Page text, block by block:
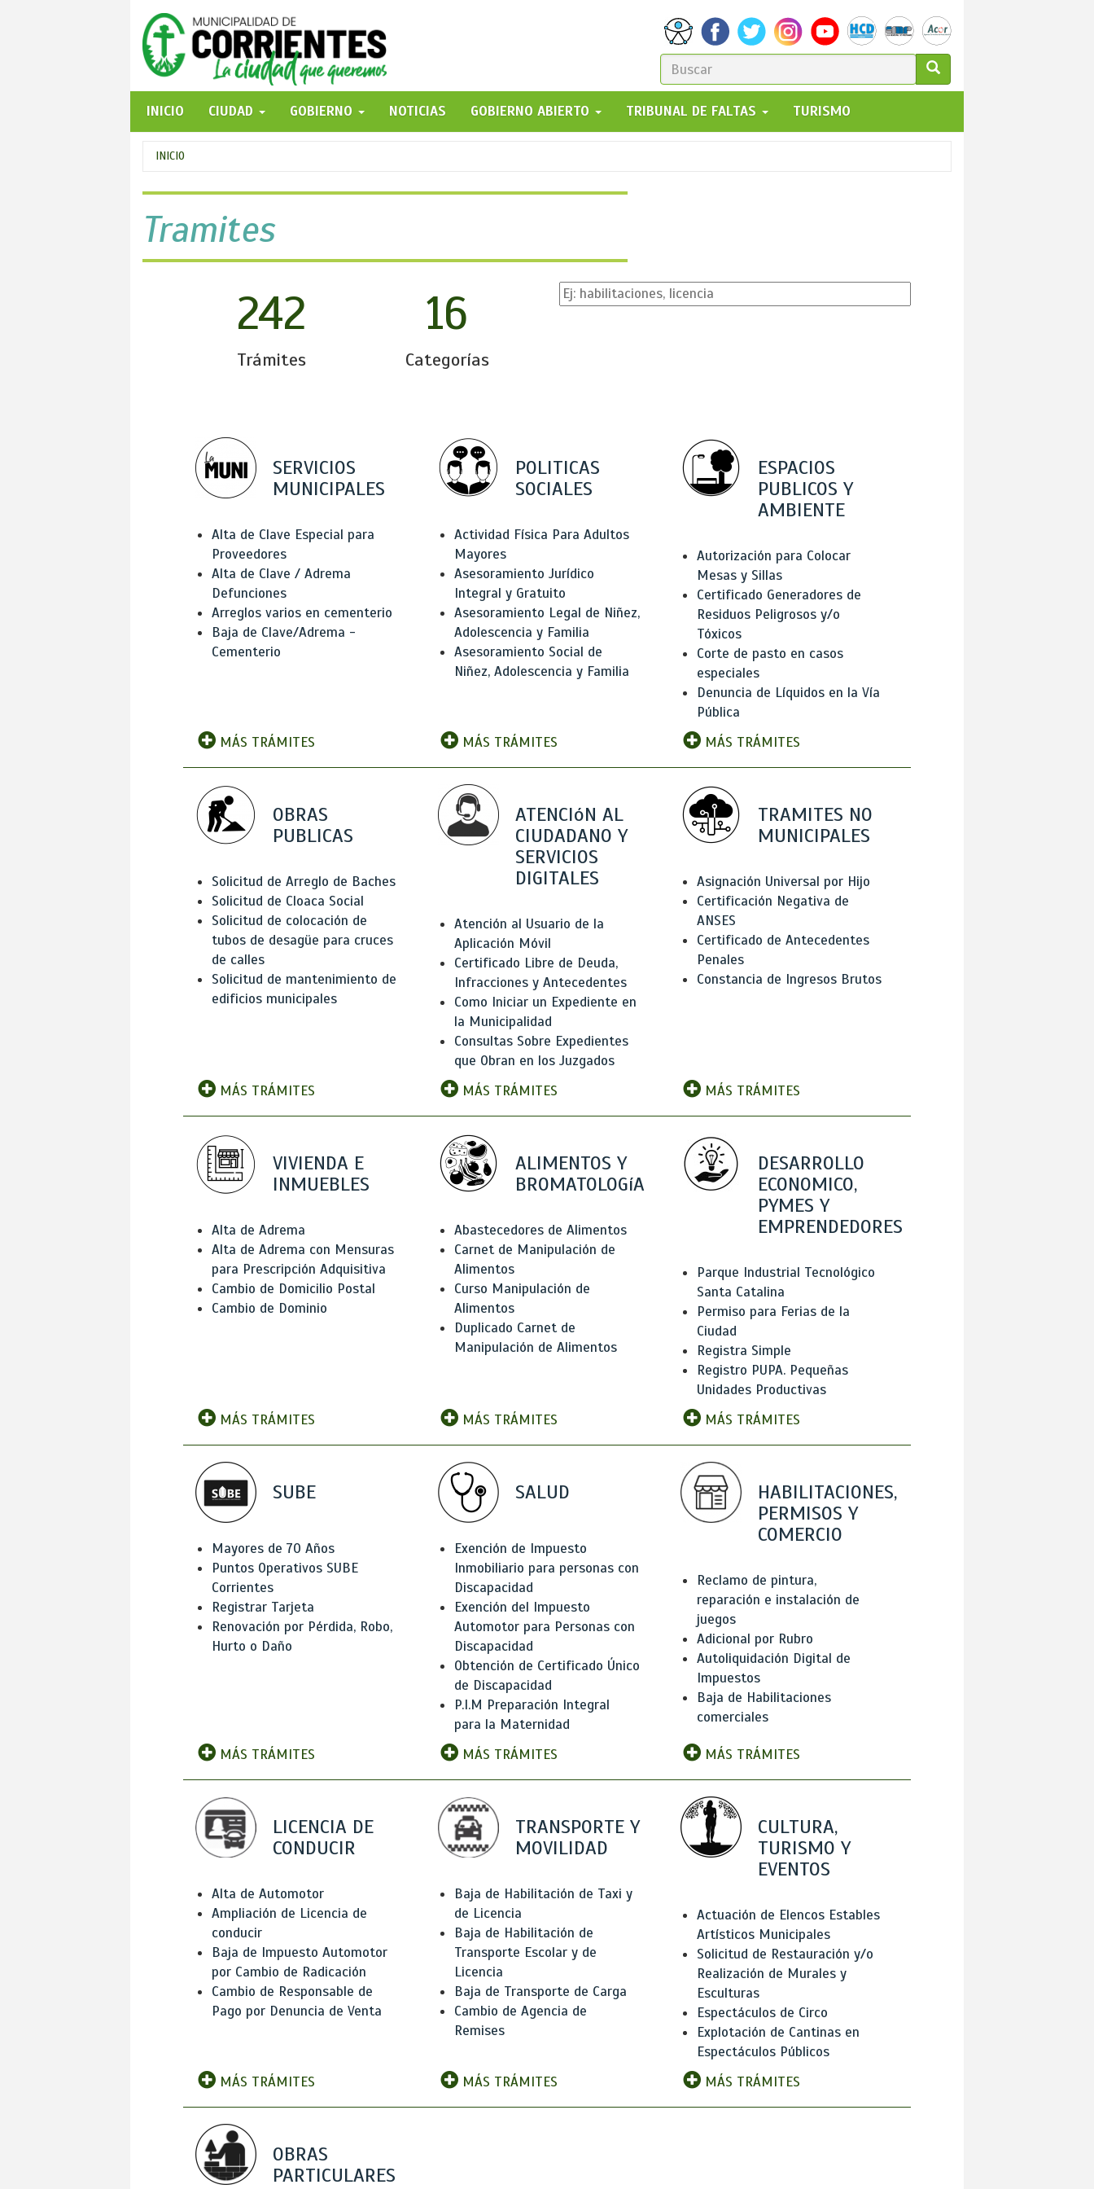
FORMULARIO
DE
BÚSQUEDA
GO!
INICIO
CIUDAD GOBIERNO NOTICIAS GOBIERNO ABIERTO TRIBUNAL DE FALTAS TURISMO
Se
encuentra
usted
aquí
INICIO
Tramites
242
Trámites
16
Categorías
SERVICIOS
MUNICIPALES
Alta de Clave Especial para
Proveedores
Alta de Clave / Adrema
Defunciones
Arreglos varios en cementerio
Baja de Clave/Adrema -
Cementerio
MÁS TRÁMITES
POLITICAS
SOCIALES
Actividad Física Para Adultos
Mayores
Asesoramiento Jurídico
Integral y Gratuito
Asesoramiento Legal de Niñez,
Adolescencia y Familia
Asesoramiento Social de
Niñez, Adolescencia y Familia
MÁS TRÁMITES
ESPACIOS
PUBLICOS Y
AMBIENTE
Autorización para Colocar
Mesas y Sillas
Certificado Generadores de
Residuos Peligrosos y/o
Tóxicos
Corte de pasto en casos
especiales
Denuncia de Líquidos en la Vía
Pública
MÁS TRÁMITES
OBRAS
PUBLICAS
Solicitud de Arreglo de Baches
Solicitud de Cloaca Social
Solicitud de colocación de
tubos de desagüe para cruces
de calles
Solicitud de mantenimiento de
edificios municipales
MÁS TRÁMITES
ATENCIóN AL
CIUDADANO Y
SERVICIOS
DIGITALES
Atención al Usuario de la
Aplicación Móvil
Certificado Libre de Deuda,
Infracciones y Antecedentes
Como Iniciar un Expediente en
la Municipalidad
Consultas Sobre Expedientes
que Obran en los Juzgados
MÁS TRÁMITES
TRAMITES NO
MUNICIPALES
Asignación Universal por Hijo
Certificación Negativa de
ANSES
Certificado de Antecedentes
Penales
Constancia de Ingresos Brutos
MÁS TRÁMITES
VIVIENDA E
INMUEBLES
Alta de Adrema
Alta de Adrema con Mensuras
para Prescripción Adquisitiva
Cambio de Domicilio Postal
Cambio de Dominio
MÁS TRÁMITES
ALIMENTOS Y
BROMATOLOGíA
Abastecedores de Alimentos
Carnet de Manipulación de
Alimentos
Curso Manipulación de
Alimentos
Duplicado Carnet de
Manipulación de Alimentos
MÁS TRÁMITES
DESARROLLO
ECONOMICO,
PYMES Y
EMPRENDEDORES
Parque Industrial Tecnológico
Santa Catalina
Permiso para Ferias de la
Ciudad
Registra Simple
Registro PUPA. Pequeñas
Unidades Productivas
MÁS TRÁMITES
SUBE
Mayores de 70 Años
Puntos Operativos SUBE
Corrientes
Registrar Tarjeta
Renovación por Pérdida, Robo,
Hurto o Daño
MÁS TRÁMITES
SALUD
Exención de Impuesto
Inmobiliario para personas con
Discapacidad
Exención del Impuesto
Automotor para Personas con
Discapacidad
Obtención de Certificado Único
de Discapacidad
P.I.M Preparación Integral
para la Maternidad
MÁS TRÁMITES
HABILITACIONES,
PERMISOS Y
COMERCIO
Reclamo de pintura,
reparación e instalación de
juegos
Adicional por Rubro
Autoliquidación Digital de
Impuestos
Baja de Habilitaciones
comerciales
MÁS TRÁMITES
LICENCIA DE
CONDUCIR
Alta de Automotor
Ampliación de Licencia de
conducir
Baja de Impuesto Automotor
por Cambio de Radicación
Cambio de Responsable de
Pago por Denuncia de Venta
MÁS TRÁMITES
TRANSPORTE Y
MOVILIDAD
Baja de Habilitación de Taxi y
de Licencia
Baja de Habilitación de
Transporte Escolar y de
Licencia
Baja de Transporte de Carga
Cambio de Agencia de
Remises
MÁS TRÁMITES
CULTURA,
TURISMO Y
EVENTOS
Actuación de Elencos Estables
Artísticos Municipales
Solicitud de Restauración y/o
Realización de Murales y
Esculturas
Espectáculos de Circo
Explotación de Cantinas en
Espectáculos Públicos
MÁS TRÁMITES
OBRAS
PARTICULARES